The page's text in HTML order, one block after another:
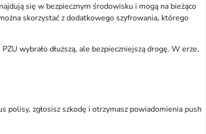
się w bezpiecznym środowisku i mogą na bieżąco
skorzystać z dodatkowego szyfrowania, którego
wybrało dłuższą, ale bezpieczniejszą drogę. W erze,
polisy, zgłosisz szkodę i otrzymasz powiadomienia push